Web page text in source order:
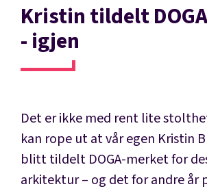
Kristin tildelt
- igjen
Det er ikke med rent lite
kan rope ut at vår egen Kristin
blitt tildelt DOGA-merket for
arkitektur – og det for andre år